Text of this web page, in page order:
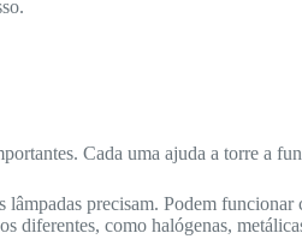
Cada uma ajuda a torre a
lâmpadas precisam. Podem
diferentes, como halógenas,